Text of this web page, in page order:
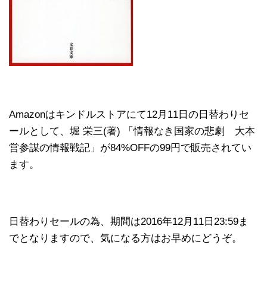
Amazonはキンドルストアにて12月11日の日替わりセ
ールとして、堀 栄三(著) 「情報なき国家の悲劇 大本
営参謀の情報戦記」が84%OFFの99円で販売されてい
ます。
日替わりセールの為、期間は2016年12月11日23:59ま
でとなりますので、気になる方はお早めにどうぞ。